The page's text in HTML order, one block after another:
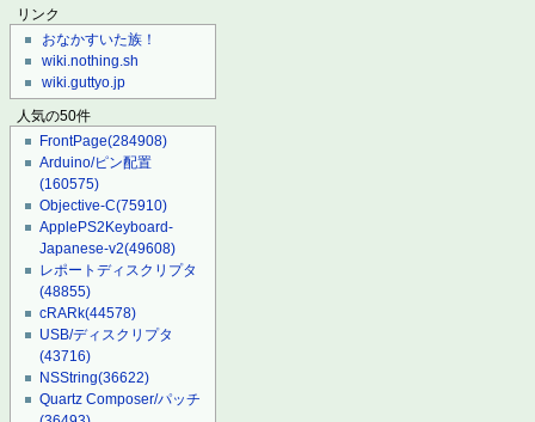
リンク
おなかすいた族！
wiki.nothing.sh
wiki.guttyo.jp
人気の50件
FrontPage(284908)
Arduino/ピン配置
(160575)
Objective-C(75910)
ApplePS2Keyboard-
Japanese-v2(49608)
レポートディスクリプタ
(48855)
cRARk(44578)
USB/ディスクリプタ
(43716)
NSString(36622)
Quartz Composer/パッチ